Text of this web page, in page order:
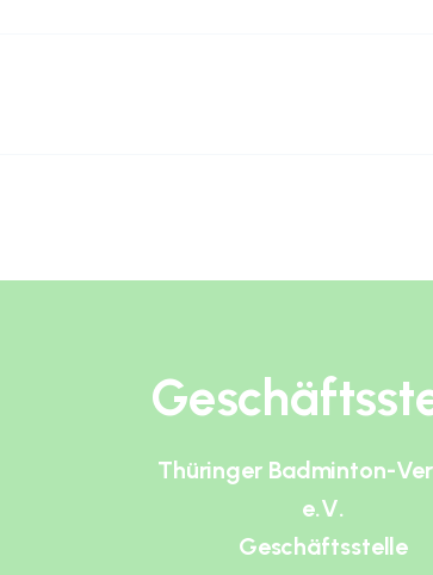
Thüringer Badminton-
e.V.
Geschäftsstelle